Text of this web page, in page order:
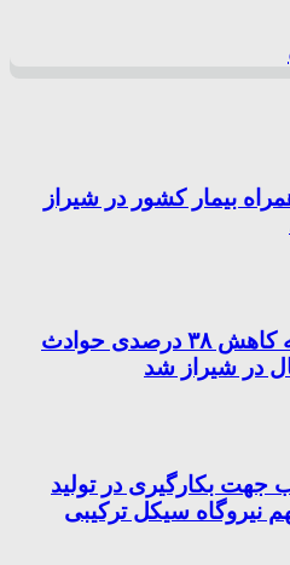
بیمار کشور در شیراز
فرهنگ سازی منجر به کاهش ۳۸ درصدی حوادث
در شیراز شد
جهت بکارگیری در تولید
نیروگاه سیکل ترکیبی